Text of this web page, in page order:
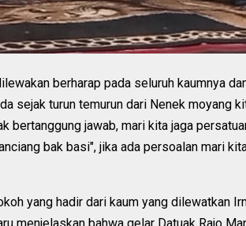
berharap pada seluruh kaumnya
sejak turun temurun dari Nenek moyang
bertanggung jawab, mari kita jaga
bak basi", jika ada persoalan mari
yang hadir dari kaum yang dilewatkan